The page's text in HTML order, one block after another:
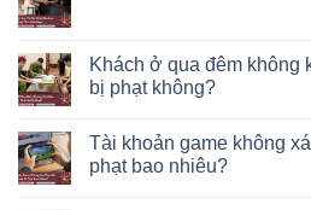
Khách ở qua đêm không
bị phạt không?
Tài khoản game không
phạt bao nhiêu?